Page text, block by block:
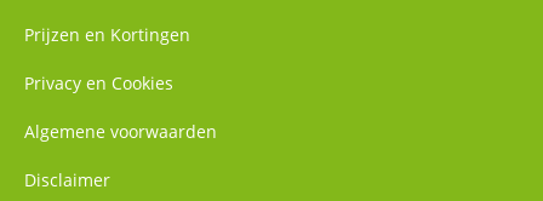
Prijzen en Kortingen
Privacy en Cookies
Algemene voorwaarden
Disclaimer